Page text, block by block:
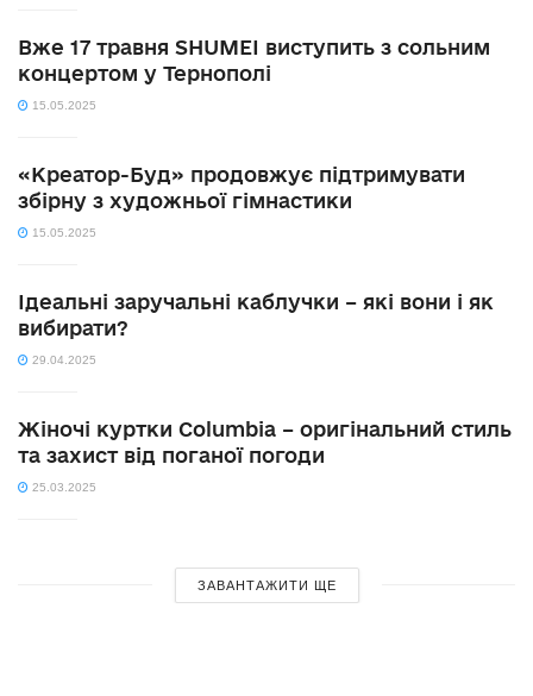
Вже 17 травня SHUMEI виступить з сольним
концертом у Тернополі
15.05.2025
«Креатор-Буд» продовжує підтримувати
збірну з художньої гімнастики
15.05.2025
Ідеальні заручальні каблучки – які вони і як
вибирати?
29.04.2025
Жіночі куртки Columbia – оригінальний стиль
та захист від поганої погоди
25.03.2025
ЗАВАНТАЖИТИ ЩЕ